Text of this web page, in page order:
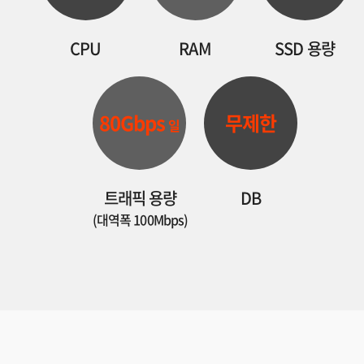
CPU RAM SSD 용량
80Gbps 일
트래픽 용량
(대역폭 100Mbps)
무제한
DB